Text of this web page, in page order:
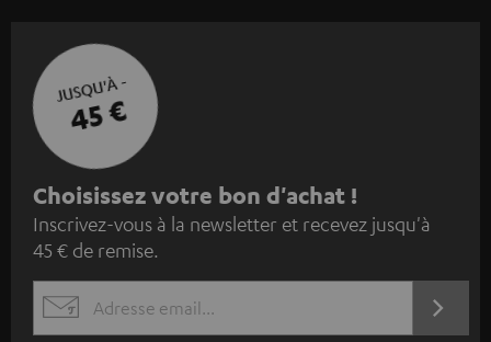
JUSQU'À -
45 €
I
n
s
c
r
Choisissez votre bon d'achat !
Inscrivez-vous à la newsletter et recevez jusqu'à
45 € de remise.
EMAIL